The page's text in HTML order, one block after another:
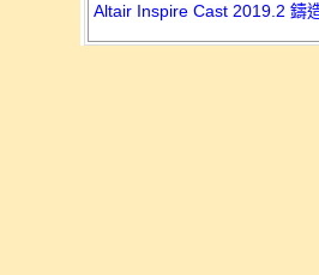
Altair Inspire Cast 2019.2 鑄